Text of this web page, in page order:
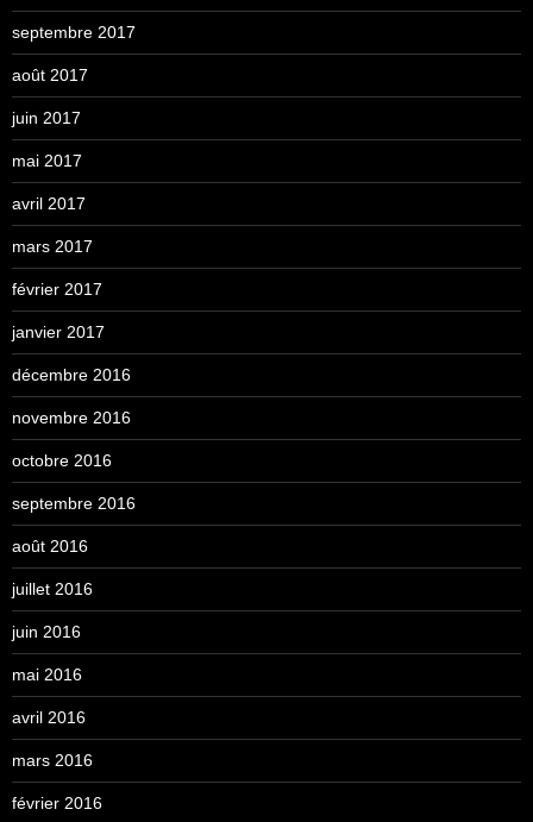
septembre 2017
août 2017
juin 2017
mai 2017
avril 2017
mars 2017
février 2017
janvier 2017
décembre 2016
novembre 2016
octobre 2016
septembre 2016
août 2016
juillet 2016
juin 2016
mai 2016
avril 2016
mars 2016
février 2016